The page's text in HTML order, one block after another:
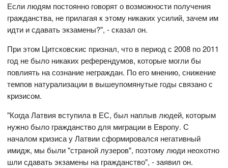
Если людям постоянно говорят о возможности получения
гражданства, не прилагая к этому никаких усилий, зачем им
идти и сдавать экзамены?", - сказал он.
При этом Цитсковскис признал, что в период с 2008 по 2011
год не было никаких референдумов, которые могли бы
повлиять на сознание неграждан. По его мнению, снижение
темпов натурализации в вышеупомянутые годы связано с
кризисом.
"Когда Латвия вступила в ЕС, был наплыв людей, которым
нужно было гражданство для миграции в Европу. С
началом кризиса у Латвии сформировался негативный
имидж, мы были "страной лузеров", поэтому люди неохотно
шли сдавать экзамены на гражданство", - заявил он.